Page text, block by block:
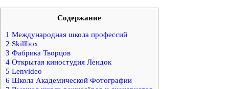
Содержание
1 Международная школа профессий
2 Skillbox
3 Фабрика Творцов
4 Открытая киностудия Лендок
5 Lenvideo
6 Школа Академической Фотографии